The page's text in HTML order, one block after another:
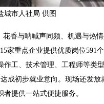
城市人社局 供图
香与呐喊声同频、机遇与热情
家重点企业提供优质岗位591
工、技术管理、工程师等类
成初步就业意向。现场还发
提供一站式便捷服务。